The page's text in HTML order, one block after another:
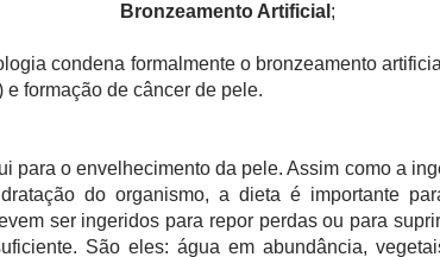
Bronzeamento Artificial ;
condena formalmente o bronzeamento
formação de câncer de pele.
para o envelhecimento da pele. Assim como a
do organismo, a dieta é importante
ser ingeridos para repor perdas ou para
São eles: água em abundância,